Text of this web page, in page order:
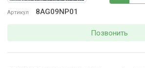
Артикул 8AG09NP01
Позвонить